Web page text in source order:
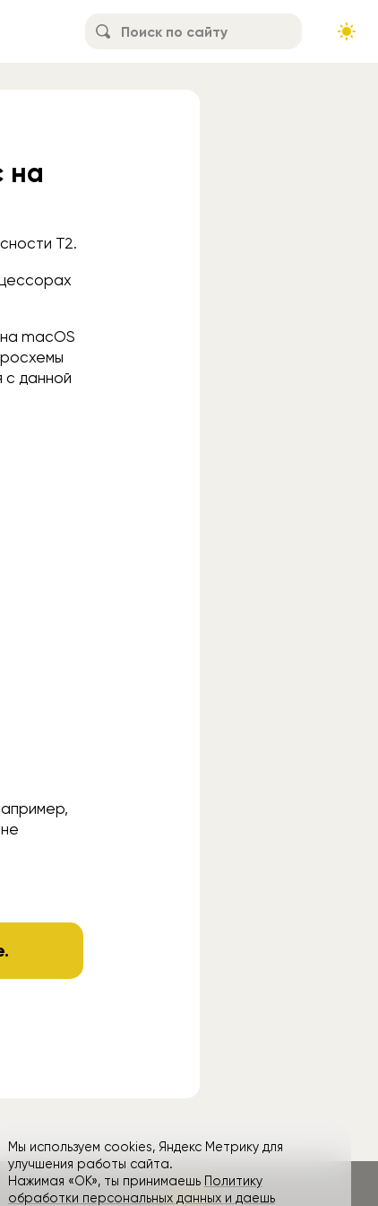
на
T2.
macOS
с данной
.
Мы используем cookies, Яндекс Метрику для
улучшения работы сайта.
Нажимая «ОК», ты принимаешь Политику
обработки персональных данных и даешь